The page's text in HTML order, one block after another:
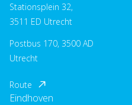
Stationsplein 32,
3511 ED Utrecht
Postbus 170, 3500 AD
Utrecht
Route
Eindhoven